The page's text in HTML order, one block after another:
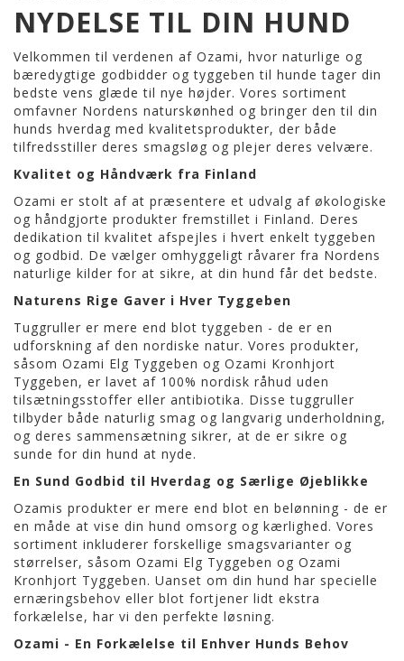
NYDELSE TIL DIN HUND
Velkommen til verdenen af Ozami, hvor naturlige og
bæredygtige godbidder og tyggeben til hunde tager din
bedste vens glæde til nye højder. Vores sortiment
omfavner Nordens naturskønhed og bringer den til din
hunds hverdag med kvalitetsprodukter, der både
tilfredsstiller deres smagsløg og plejer deres velvære.
Kvalitet og Håndværk fra Finland
Ozami er stolt af at præsentere et udvalg af økologiske
og håndgjorte produkter fremstillet i Finland. Deres
dedikation til kvalitet afspejles i hvert enkelt tyggeben
og godbid. De vælger omhyggeligt råvarer fra Nordens
naturlige kilder for at sikre, at din hund får det bedste.
Naturens Rige Gaver i Hver Tyggeben
Tuggruller er mere end blot tyggeben - de er en
udforskning af den nordiske natur. Vores produkter,
såsom Ozami Elg Tyggeben og Ozami Kronhjort
Tyggeben, er lavet af 100% nordisk råhud uden
tilsætningsstoffer eller antibiotika. Disse tuggruller
tilbyder både naturlig smag og langvarig underholdning,
og deres sammensætning sikrer, at de er sikre og
sunde for din hund at nyde.
En Sund Godbid til Hverdag og Særlige Øjeblikke
Ozamis produkter er mere end blot en belønning - de er
en måde at vise din hund omsorg og kærlighed. Vores
sortiment inkluderer forskellige smagsvarianter og
størrelser, såsom Ozami Elg Tyggeben og Ozami
Kronhjort Tyggeben. Uanset om din hund har specielle
ernæringsbehov eller blot fortjener lidt ekstra
forkælelse, har vi den perfekte løsning.
Ozami - En Forkælelse til Enhver Hunds Behov